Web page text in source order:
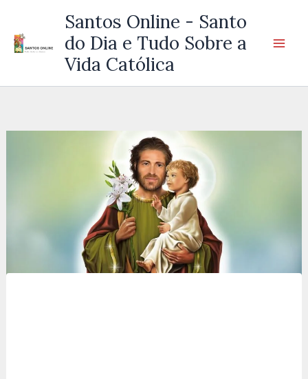
Santos Online - Santo
do Dia e Tudo Sobre a
Vida Católica